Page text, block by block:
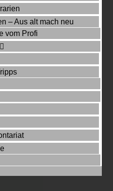
– Aus alt mach neu
vom Profi